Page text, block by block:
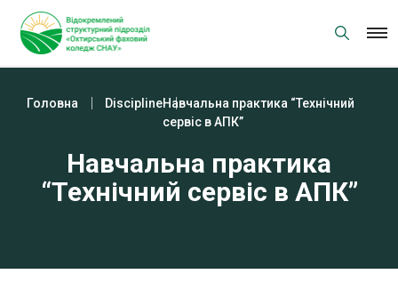
content
Головна DisciplineНавчальна практика “Технічний
сервіс в АПК”
Навчальна практика
“Технічний сервіс в АПК”